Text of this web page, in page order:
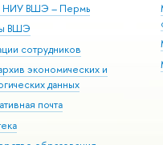
НИУ ВШЭ ­– Пермь
ВШЭ
сотрудников
экономических и
данных
почта